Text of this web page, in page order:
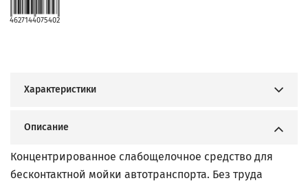
4627144075402
Характеристики
Описание
Концентрированное слабощелочное средство для
бесконтактной мойки автотранспорта. Без труда